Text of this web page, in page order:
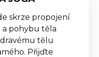
skrze propojení
pohybu těla
tělu
Přijďte